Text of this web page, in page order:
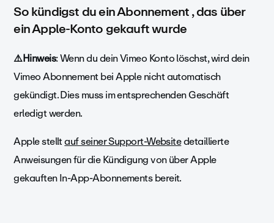
So kündigst du ein Abonnement , das über
ein Apple-Konto gekauft wurde
⚠️Hinweis: Wenn du dein Vimeo Konto löschst, wird dein
Vimeo Abonnement bei Apple nicht automatisch
gekündigt. Dies muss im entsprechenden Geschäft
erledigt werden.
Apple stelltauf seiner Support-Websitedetaillierte
Anweisungen für die Kündigung von über Apple
gekauften In-App-Abonnements bereit.